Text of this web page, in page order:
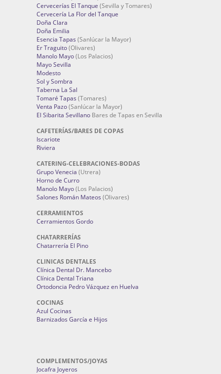
Cervecerías El Tanque (Sevilla y Tomares)
Cervecería La Flor del Tanque
Doña Clara
Doña Emilia
Esencia Tapas (Sanlúcar la Mayor)
Er Traguito(Olivares)
Manolo Mayo(Los Palacios)
Mayo Sevilla
Modesto
Sol y Sombra
Taberna La Sal
Tomaré Tapas (Tomares)
Venta Pazo(Sanlúcar la Mayor)
El Sibarita Sevillano Bares de Tapas en Sevilla
CAFETERÍAS/BARES DE COPAS
Iscariote
Riviera
CATERING-CELEBRACIONES-BODAS
Grupo Venecia (Utrera)
Horno de Curro
Manolo Mayo(Los Palacios)
Salones Román Mateos (Olivares)
CERRAMIENTOS
Cerramientos Gordo
CHATARRERÍAS
Chatarrería El Pino
CLINICAS DENTALES
Clínica Dental Dr. Mancebo
Clínica Dental Triana
Ortodoncia Pedro Vázquez en Huelva
COCINAS
Azul Cocinas
Barnizados García e Hijos
COMPLEMENTOS/JOYAS
Jocafra Joyeros